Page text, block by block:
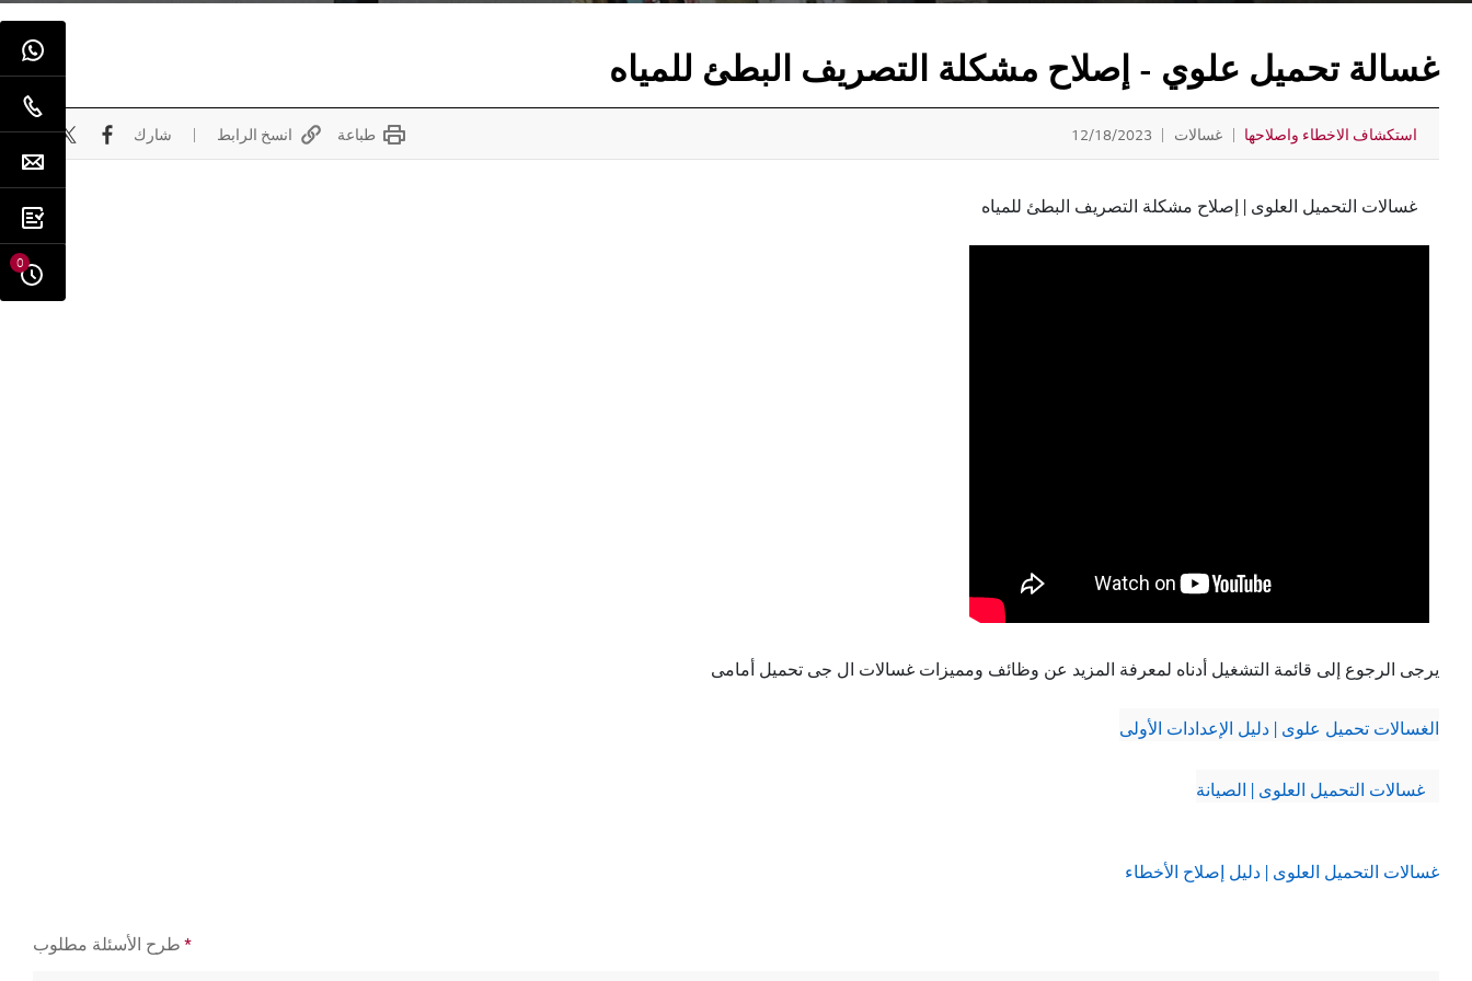
غسالة تحميل علوي - إصلاح مشكلة التصريف البطئ للمياه
استكشاف الاخطاء واصلاحها غسالات 12/18/2023 طباعة انسخ الرابط شارك
غسالات التحميل العلوى | إصلاح مشكلة التصريف البطئ للمياه
يرجى الرجوع إلى قائمة التشغيل أدناه لمعرفة المزيد عن وظائف ومميزات غسالات ال جى تحميل أمامى
الغسالات تحميل علوى | دليل الإعدادات الأولى
غسالات التحميل العلوى | الصيانة
غسالات التحميل العلوى | دليل إصلاح الأخطاء
* طرح الأسئلة مطلوب
0